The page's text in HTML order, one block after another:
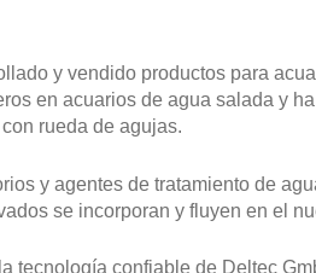
y vendido productos para
en acuarios de agua salada y
rueda de agujas.
y agentes de tratamiento de
se incorporan y fluyen en el
tecnología confiable de Deltec